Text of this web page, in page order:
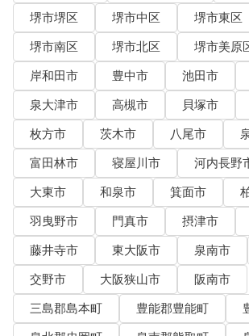
堺市堺区
堺市中区 堺市東区
堺市南区
堺市北区
堺市美原
岸和田市
豊中市 池田市
泉大津市
高槻市 貝塚市
枚方市
茨木市 八尾市
富田林市
寝屋川市 河内長野
大東市
和泉市 箕面市
羽曳野市
門真市 摂津市
藤井寺市
東大阪市 泉南市
交野市
大阪狭山市
阪南市
三島郡島本町
豊能郡豊能町